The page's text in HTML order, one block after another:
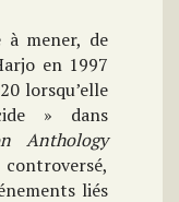
à mener, de
en 1997
lorsqu’elle
» dans
Anthology
liés